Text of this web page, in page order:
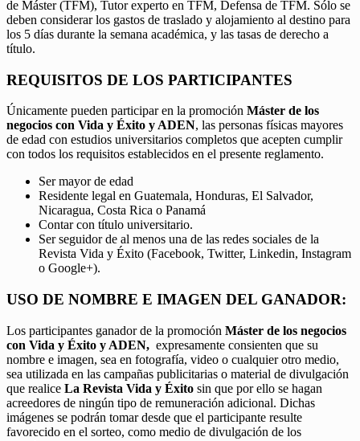
de Máster (TFM), Tutor experto en TFM, Defensa de TFM. Sólo se
deben considerar los gastos de traslado y alojamiento al destino para
los 5 días durante la semana académica, y las tasas de derecho a
título.
REQUISITOS DE LOS PARTICIPANTES
Únicamente pueden participar en la promoción Máster de los
negocios con Vida y Éxito y ADEN, las personas físicas mayores
de edad con estudios universitarios completos que acepten cumplir
con todos los requisitos establecidos en el presente reglamento.
Ser mayor de edad
Residente legal en Guatemala, Honduras, El Salvador,
Nicaragua, Costa Rica o Panamá
Contar con título universitario.
Ser seguidor de al menos una de las redes sociales de la
Revista Vida y Éxito (Facebook, Twitter, Linkedin, Instagram
o Google+).
USO DE NOMBRE E IMAGEN DEL GANADOR:
Los participantes ganador de la promoción Máster de los negocios
con Vida y Éxito y ADEN, expresamente consienten que su
nombre e imagen, sea en fotografía, video o cualquier otro medio,
sea utilizada en las campañas publicitarias o material de divulgación
que realice La Revista Vida y Éxito sin que por ello se hagan
acreedores de ningún tipo de remuneración adicional. Dichas
imágenes se podrán tomar desde que el participante resulte
favorecido en el sorteo, como medio de divulgación de los